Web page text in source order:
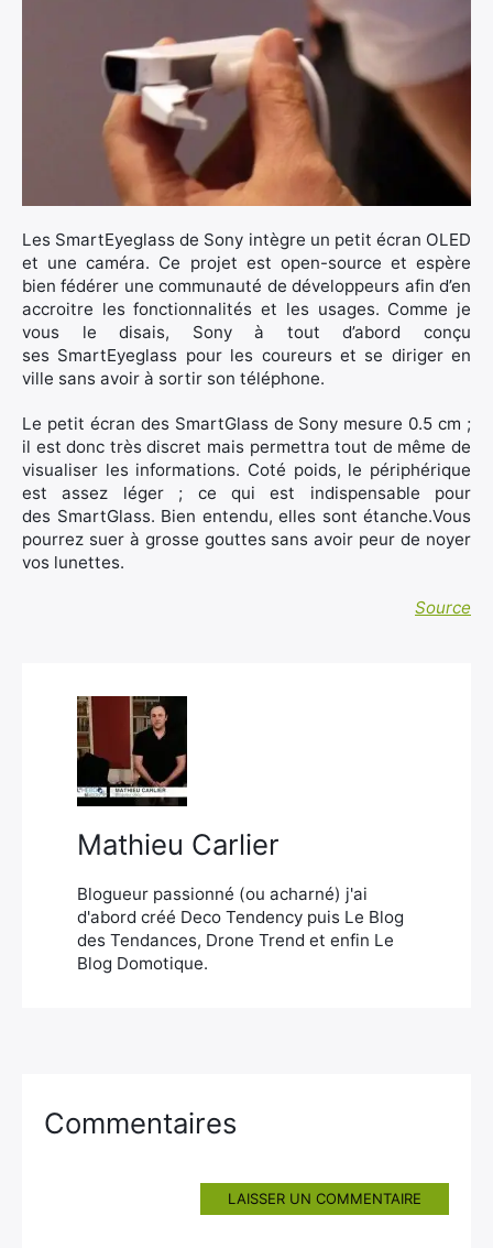
Les SmartEyeglass de Sony intègre un petit écran OLED
et une caméra. Ce projet est open-source et espère
bien fédérer une communauté de développeurs afin d’en
accroitre les fonctionnalités et les usages. Comme je
vous le disais, Sony à tout d’abord conçu
ses SmartEyeglass pour les coureurs et se diriger en
ville sans avoir à sortir son téléphone.
Le petit écran des SmartGlass de Sony mesure 0.5 cm ;
il est donc très discret mais permettra tout de même de
visualiser les informations. Coté poids, le périphérique
est assez léger ; ce qui est indispensable pour
des SmartGlass. Bien entendu, elles sont étanche.Vous
pourrez suer à grosse gouttes sans avoir peur de noyer
vos lunettes.
Source
Mathieu Carlier
Blogueur passionné (ou acharné) j'ai
d'abord créé Deco Tendency puis Le Blog
des Tendances, Drone Trend et enfin Le
Blog Domotique.
Commentaires
LAISSER UN COMMENTAIRE